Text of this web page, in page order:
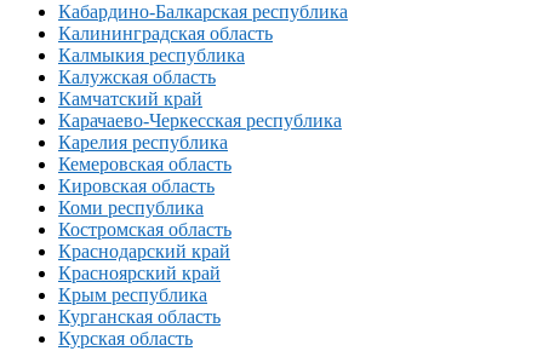
Кабардино-Балкарская республика
Калининградская область
Калмыкия республика
Калужская область
Камчатский край
Карачаево-Черкесская республика
Карелия республика
Кемеровская область
Кировская область
Коми республика
Костромская область
Краснодарский край
Красноярский край
Крым республика
Курганская область
Курская область